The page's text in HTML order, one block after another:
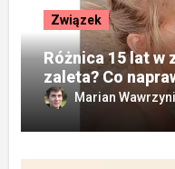
Związek
Różnica 15 lat w
zaleta? Co
Marian